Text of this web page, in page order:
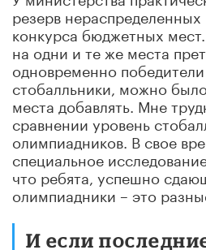
резерв нераспределенных
конкурса бюджетных
на одни и те же места
одновременно
стобалльники, можно
места добавлять. Мне
сравнении уровень
олимпиадников. В свое
специальное
что ребята, успешно
олимпиадники – это
И если